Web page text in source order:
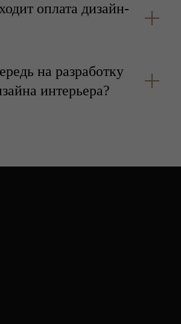
оплата дизайн-
на разработку
интерьера?